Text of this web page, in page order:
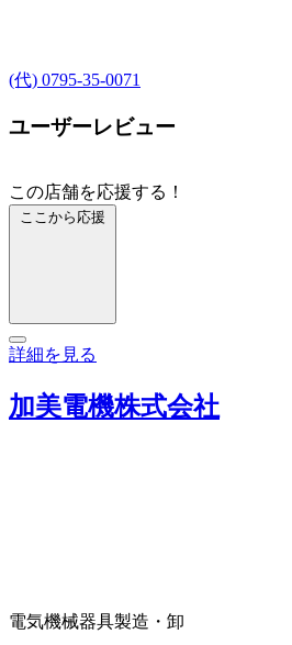
(代) 0795-35-0071
ユーザーレビュー
この店舗を応援する！
ここから応援
詳細を見る
加美電機株式会社
電気機械器具製造・卸